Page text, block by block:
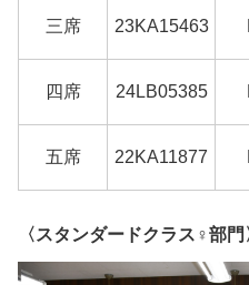
三席 23KA15463
四席 24LB05385
五席 22KA11877
〈スタンダードクラス♀部門